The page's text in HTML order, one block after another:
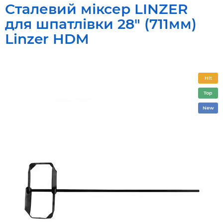
Сталевий міксер LINZER
для шпатлівки 28" (711мм)
Linzer HDM
Hit
Top
New